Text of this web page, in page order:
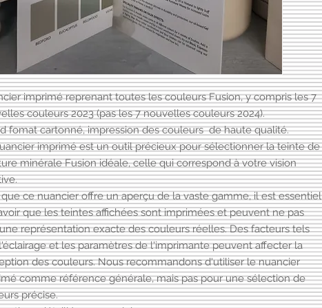
imprimé reprenant toutes les couleurs Fusion, y compris les 7
couleurs 2023 (pas les 7 nouvelles couleurs 2024).
fomat cartonné, impression des couleurs de haute qualité.
imprimé est un outil précieux pour sélectionner la teinte de
minérale Fusion idéale, celle qui correspond à votre vision
ce nuancier offre un aperçu de la vaste gamme, il est essentiel
que les teintes affichées sont imprimées et peuvent ne pas
représentation exacte des couleurs réelles. Des facteurs tels
et les paramètres de l'imprimante peuvent affecter la
des couleurs. Nous recommandons d'utiliser le nuancier
comme référence générale, mais pas pour une sélection de
précise.